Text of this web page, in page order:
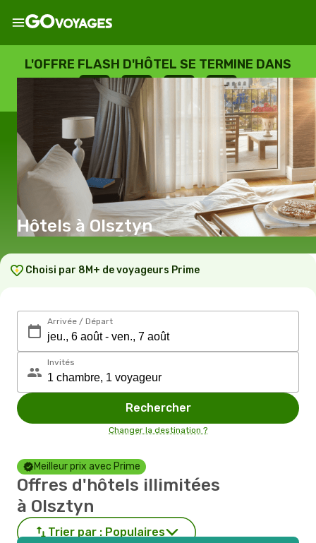
L'OFFRE FLASH D'HÔTEL SE TERMINE DANS
--
JOURS
: --
HEURES
: --
SECONDES
Hôtels à Olsztyn
Choisi par 8M+ de voyageurs Prime
Arrivée / Départ
Invités
Rechercher
Changer la destination ?
Meilleur prix avec Prime
Offres d'hôtels illimitées
à Olsztyn
Trier par : Populaires